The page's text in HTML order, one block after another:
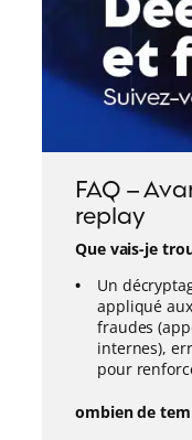
FAQ –
replay
Que vais-je
Un
appliqué
fraudes
internes),
pour
ombien de